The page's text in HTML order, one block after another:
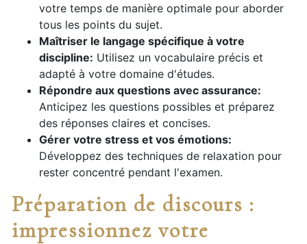
votre temps de manière optimale pour aborder
tous les points du sujet.
Maîtriser le langage spécifique à votre
discipline: Utilisez un vocabulaire précis et
adapté à votre domaine d'études.
Répondre aux questions avec assurance:
Anticipez les questions possibles et préparez
des réponses claires et concises.
Gérer votre stress et vos émotions:
Développez des techniques de relaxation pour
rester concentré pendant l'examen.
Préparation de discours :
impressionnez votre